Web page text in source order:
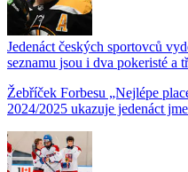
Jedenáct českých sportovců
seznamu jsou i dva pokeristé a
Žebříček Forbesu „Nejlépe
2024/2025 ukazuje jedenáct